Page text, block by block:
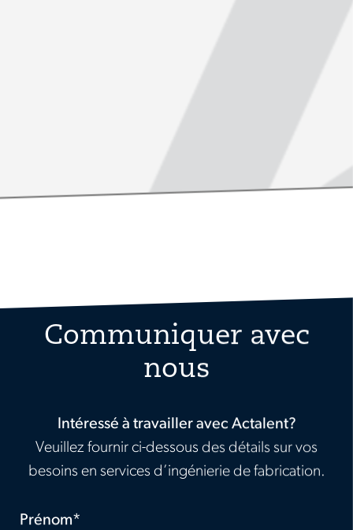
Communiquer avec
nous
Intéressé à travailler avec Actalent?
Veuillez fournir ci-dessous des détails sur vos
besoins en services d’ingénierie de fabrication.
Prénom